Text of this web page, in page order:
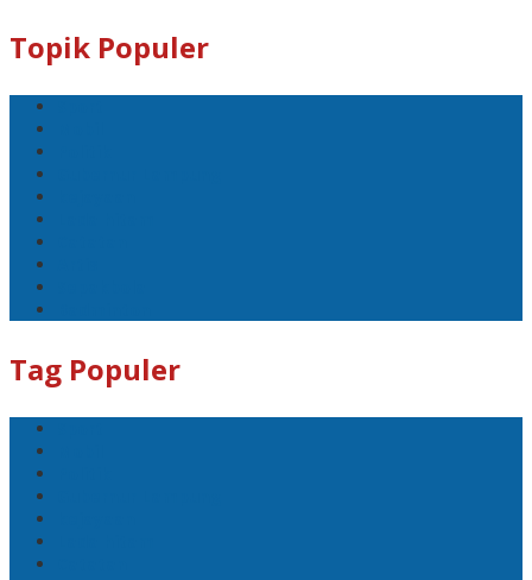
Topik Populer
Tag Populer